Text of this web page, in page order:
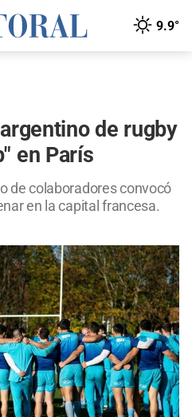
9.9°
de rugby
en París
de colaboradores convocó
en la capital francesa.